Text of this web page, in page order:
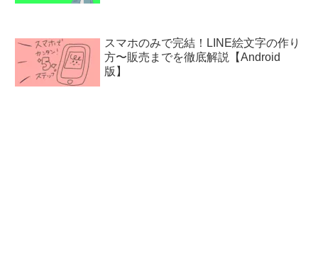
スマホのみで完結！LINE絵文字の作り
方〜販売までを徹底解説【Android
版】